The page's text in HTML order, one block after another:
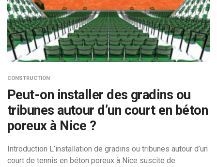
CONSTRUCTION
Peut-on installer des gradins ou
tribunes autour d’un court en béton
poreux à Nice ?
Introduction L’installation de gradins ou tribunes autour d’un
court de tennis en béton poreux à Nice suscite de